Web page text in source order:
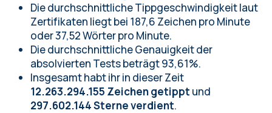
Die durchschnittliche Tippgeschwindigkeit laut
Zertifikaten liegt bei 187,6 Zeichen pro Minute
oder 37,52 Wörter pro Minute.
Die durchschnittliche Genauigkeit der
absolvierten Tests beträgt 93,61%.
Insgesamt habt ihr in dieser Zeit
12.263.294.155 Zeichen getippt und
297.602.144 Sterne verdient.